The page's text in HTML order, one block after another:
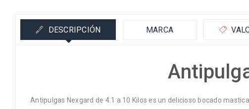
DESCRIPCIÓN MARCA
Antipulgas Nexgard de 4.1 a 10 Kilos es un delicioso bocado